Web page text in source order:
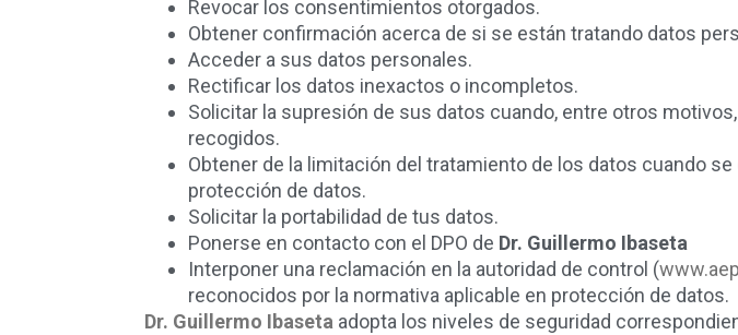
Revocar los consentimientos otorgados.
Obtener confirmación acerca de si se están tratando datos
Acceder a sus datos personales.
Rectificar los datos inexactos o incompletos.
Solicitar la supresión de sus datos cuando, entre otros
recogidos.
Obtener de la limitación del tratamiento de los datos cuando
protección de datos.
Solicitar la portabilidad de tus datos.
Ponerse en contacto con el DPO de Dr. Guillermo Ibaseta
Interponer una reclamación en la autoridad de control (
reconocidos por la normativa aplicable en protección de datos.
Dr. Guillermo Ibaseta adopta los niveles de seguridad